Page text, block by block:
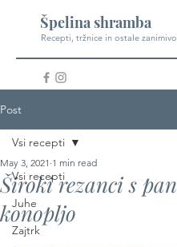
Špelina shramba
Recepti, tržnice in ostale
Post
Vsi recepti
Juhe
Zajtrk
Vsi recepti
Široki rezanci s
konopljo
May 3, 2021 1 min read